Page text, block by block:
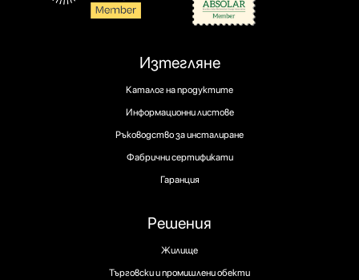
Решения
Жилище
Търговски и промишлени обекти
Изтегляне
Каталог на продуктите
Информационни листове
Ръководство за инсталиране
Фабрични сертификати
Гаранция